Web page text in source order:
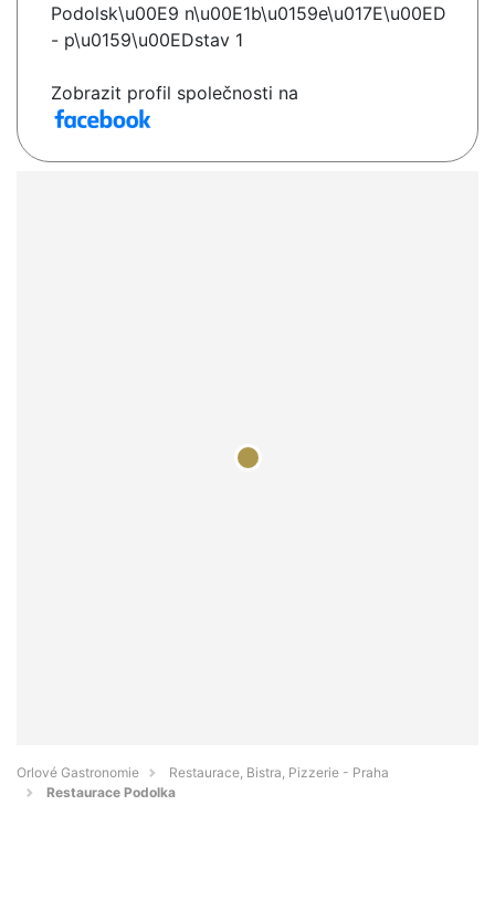
Podolsk\u00E9 n\u00E1b\u0159e\u017E\u00ED
- p\u0159\u00EDstav 1
Zobrazit profil společnosti na
Orlové Gastronomie
Restaurace, Bistra, Pizzerie - Praha
Restaurace Podolka